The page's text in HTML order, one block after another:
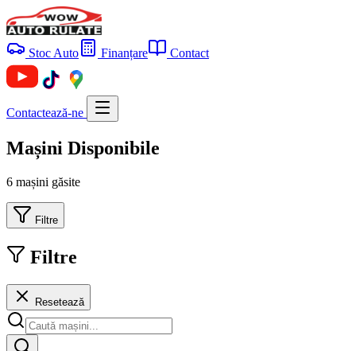
Stoc Auto Finanțare Contact
Contactează-ne
Mașini Disponibile
6 mașini găsite
Filtre
Filtre
Resetează